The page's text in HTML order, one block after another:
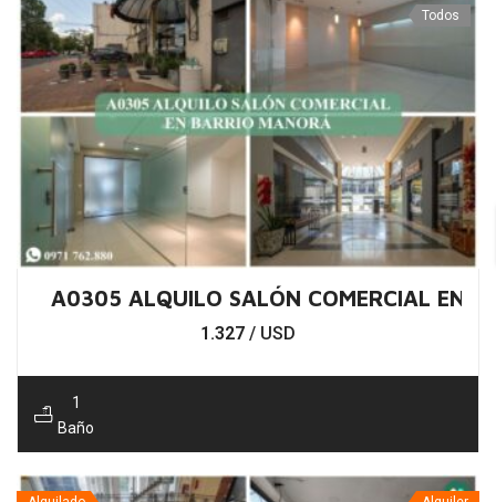
Todos
A0305 ALQUILO SALÓN COMERCIAL EN
1.327 / USD
1
Baño